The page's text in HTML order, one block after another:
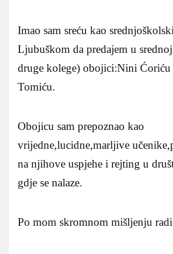
Imao sam sreću kao
Ljubuškom da predajem u
druge kolege) obojici:Nini Ćoriću
Tomiću.
Obojicu sam prepoznao kao
vrijedne,lucidne,marljive
na njihove uspjehe i rejting u
gdje se nalaze.
Po mom skromnom mišljenju radi